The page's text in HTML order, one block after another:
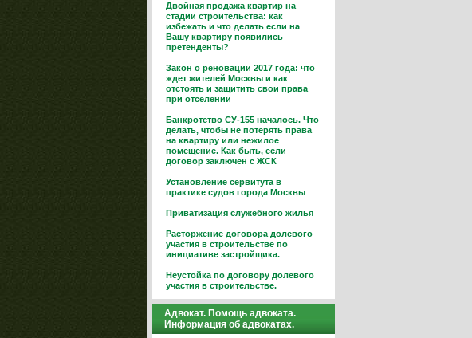
Двойная продажа квартир на
стадии строительства: как
избежать и что делать если на
Вашу квартиру появились
претенденты?
Закон о реновации 2017 года: что
ждет жителей Москвы и как
отстоять и защитить свои права
при отселении
Банкротство СУ-155 началось. Что
делать, чтобы не потерять права
на квартиру или нежилое
помещение. Как быть, если
договор заключен с ЖСК
Установление сервитута в
практике судов города Москвы
Приватизация служебного жилья
Расторжение договора долевого
участия в строительстве по
инициативе застройщика.
Неустойка по договору долевого
участия в строительстве.
Адвокат. Помощь адвоката.
Информация об адвокатах.